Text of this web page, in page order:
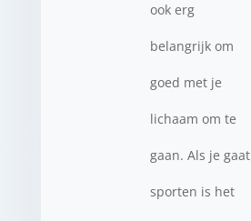
ook erg
belangrijk om
goed met je
lichaam om te
gaan. Als je gaat
sporten is het